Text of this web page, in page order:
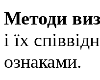
Методи
і їх
ознаками.